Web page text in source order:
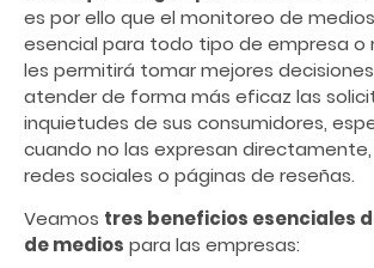
es por ello que el monitoreo de
esencial para todo tipo de empresa o
les permitirá tomar mejores
atender de forma más eficaz las
inquietudes de sus consumidores,
cuando no las expresan
redes sociales o páginas de reseñas.
Veamos tres beneficios esenciales
de medios para las empresas: